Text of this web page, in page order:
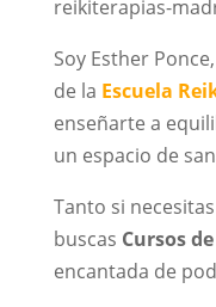
Soy Esther
de la Escuela
enseñarte a
un espacio de
Tanto si necesitas
buscas Cursos
encantada de